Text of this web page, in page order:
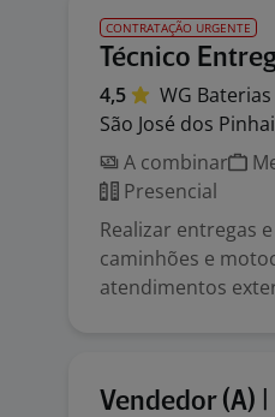
CONTRATAÇÃO URGENTE
Técnico
4,5 WG Baterias
São José dos
A combinar
Presencial
Realizar entregas
caminhões e
atendimentos
Vendedor (A)